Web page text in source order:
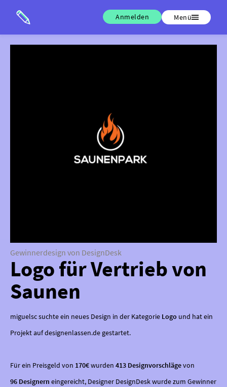
Anmelden Menü
Gewinnerdesign von DesignDesk
Logo für Vertrieb von
Saunen
miguelsc suchte ein neues Design in der Kategorie Logo und hat ein
Projekt auf designenlassen.de gestartet.
Für ein Preisgeld von 170€wurden 413 Designvorschlägevon
96 Designern eingereicht, Designer DesignDesk wurde zum Gewinner